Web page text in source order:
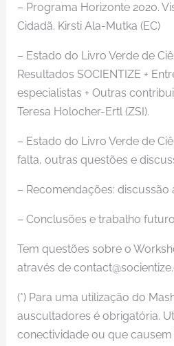
– Programa Horizonte 2020.
Cidadã. Kirsti Ala-Mutka (EC)
– Estado do Livro Verde de
Resultados SOCIENTIZE +
especialistas + Outras
Teresa Holocher-Ertl (ZSI).
– Estado do Livro Verde de
falta, outras questões e
– Recomendações: discussão
– Conclusões e trabalho
Tem questões sobre o
através de
(*) Para uma utilização do
auscultadores é obrigatória.
conectividade ou que